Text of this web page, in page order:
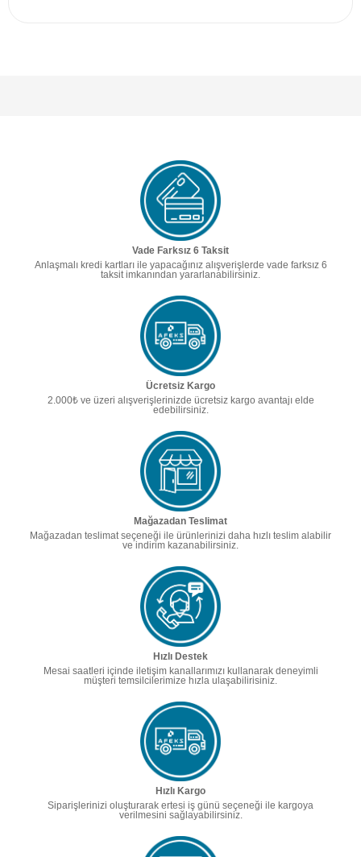
Vade Farksız 6 Taksit
Anlaşmalı kredi kartları ile yapacağınız alışverişlerde vade farksız 6
taksit imkanından yararlanabilirsiniz.
Ücretsiz Kargo
2.000₺ ve üzeri alışverişlerinizde ücretsiz kargo avantajı elde
edebilirsiniz.
Mağazadan Teslimat
Mağazadan teslimat seçeneği ile ürünlerinizi daha hızlı teslim alabilir
ve indirim kazanabilirsiniz.
Hızlı Destek
Mesai saatleri içinde iletişim kanallarımızı kullanarak deneyimli
müşteri temsilcilerimize hızla ulaşabilirisiniz.
Hızlı Kargo
Siparişlerinizi oluşturarak ertesi iş günü seçeneği ile kargoya
verilmesini sağlayabilirsiniz.